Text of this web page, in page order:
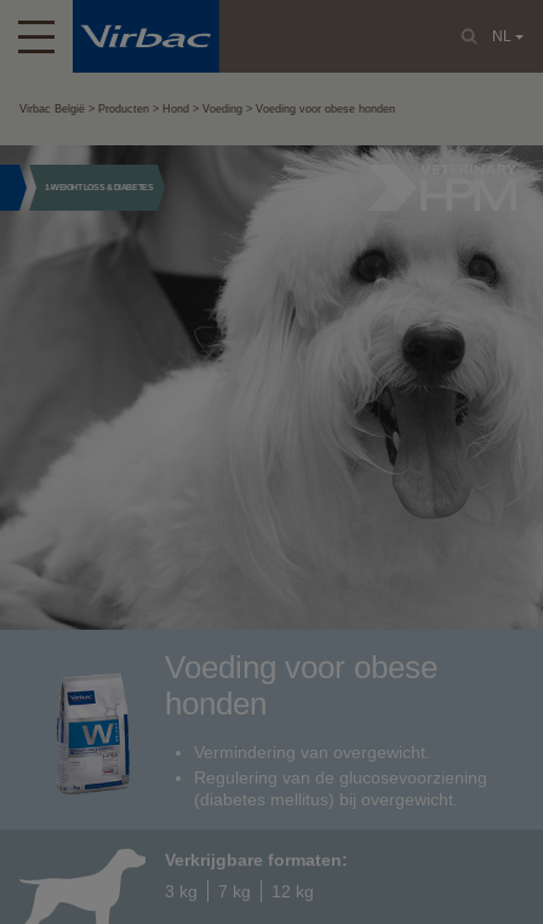
NL
Virbac België Producten Hond Voeding Voeding voor obese honden
1-WEIGHT LOSS & DIABETES
Voeding voor obese
honden
Vermindering van overgewicht.
Regulering van de glucosevoorziening
(diabetes mellitus) bij overgewicht.
Verkrijgbare formaten:
3 kg
7 kg 12 kg